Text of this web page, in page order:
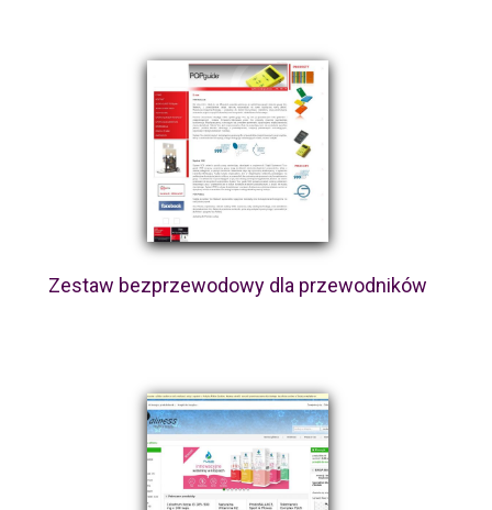
Zestaw bezprzewodowy dla przewodników